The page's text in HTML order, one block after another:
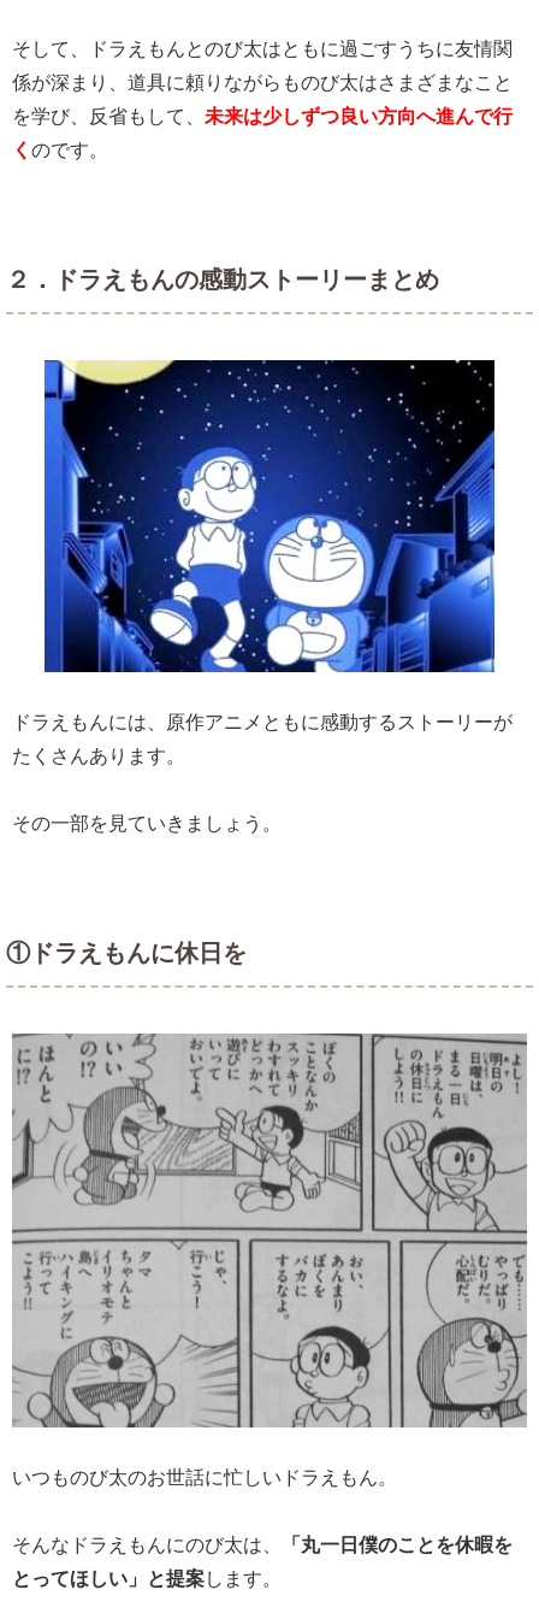
そして、ドラえもんとのび太はともに過ごすうちに友情関
係が深まり、道具に頼りながらものび太はさまざまなこと
を学び、反省もして、 未来は少しずつ良い方向へ進んで行
く のです。
２．ドラえもんの感動ストーリーまとめ
ドラえもんには、原作アニメともに感動するストーリーが
たくさんあります。
その一部を見ていきましょう。
①ドラえもんに休日を
いつものび太のお世話に忙しいドラえもん。
そんなドラえもんにのび太は、
「丸一日僕のことを休暇を
とってほしい」と提案します。